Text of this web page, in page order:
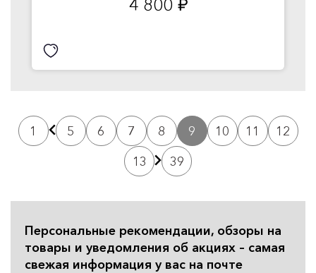
4 800 руб.
1 5 6 7 8 9 10 11
12
13
39
Персональные рекомендации, обзоры на
товары и уведомления об акциях – самая
свежая информация у вас на почте